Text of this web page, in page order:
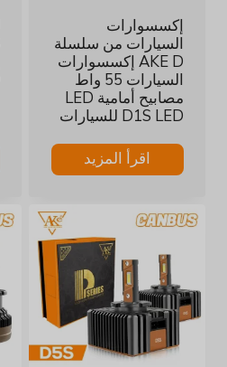
إكسسوارات
السيارات من سلسلة
AKE D إكسسوارات
السيارات 55 واط
مصابيح أمامية LED
D1S LED للسيارات
اقرأ المزيد